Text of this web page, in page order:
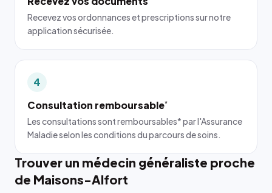
Recevez vos ordonnances et prescriptions sur notre
application sécurisée.
4
Consultation remboursable*
Les consultations sont remboursables* par l'Assurance
Maladie selon les conditions du parcours de soins.
Trouver un médecin généraliste proche
de Maisons-Alfort